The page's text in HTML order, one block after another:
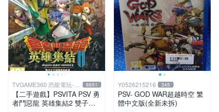
TVGAME360 恐龍電玩-台
中店
8651
【二手遊戲】PSVITA PSV 勇
者鬥惡龍 英雄集結2 雙子之
Y0526215216 345
PSV- GOD WAR超越時空 繁
體中文版(全新未拆)